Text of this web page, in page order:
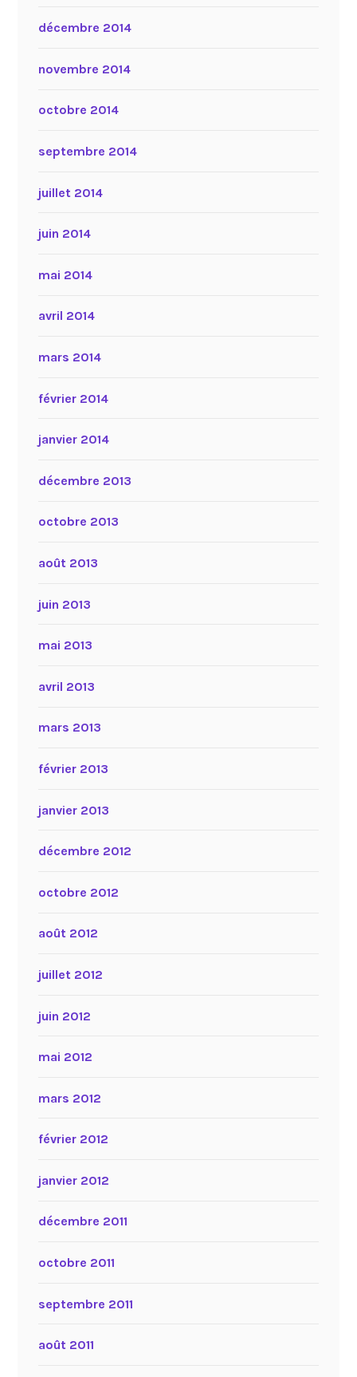
décembre 2014
novembre 2014
octobre 2014
septembre 2014
juillet 2014
juin 2014
mai 2014
avril 2014
mars 2014
février 2014
janvier 2014
décembre 2013
octobre 2013
août 2013
juin 2013
mai 2013
avril 2013
mars 2013
février 2013
janvier 2013
décembre 2012
octobre 2012
août 2012
juillet 2012
juin 2012
mai 2012
mars 2012
février 2012
janvier 2012
décembre 2011
octobre 2011
septembre 2011
août 2011